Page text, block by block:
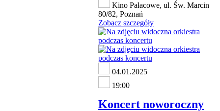
Kino Pałacowe, ul. Św. Marcin
80/82, Poznań
Zobacz szczegóły
04.01.2025
19:00
Koncert noworoczny